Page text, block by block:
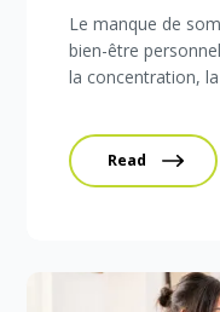
Le manque de
bien-être
la concentration,
Read